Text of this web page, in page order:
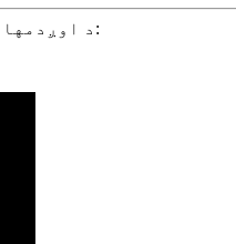
د اوږدمهاله ماډلر حیرانتیا لوکس ترمیم شوي دوه پوړیز کانټینر کور توضیحات: